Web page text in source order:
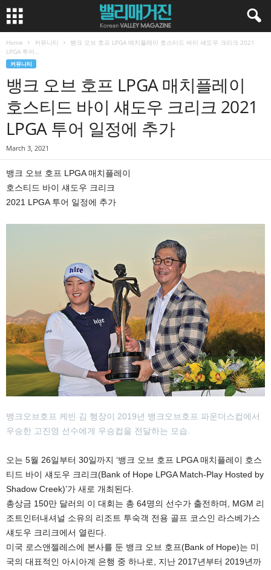
Home 커뮤니티
뱅크 오브 호프 LPGA 매치플레이 호스티드 바이 섀도우 크리크 2021
LPGA 투어...
커뮤니티
뱅크 오브 호프 LPGA 매치플레이
호스티드 바이 섀도우 크리크 2021
LPGA 투어 일정에 추가
March 3, 2021
뱅크 오브 호프 LPGA 매치플레이
호스티드 바이 섀도우 크리크
2021 LPGA 투어 일정에 추가
뱅크오브호프 케빈 김 행장이 2019년 뱅크오브호프 파운더스컵에서
우승한 고진영 선수에게 우승컵을 전달하는 모습.
오는 5월 26일부터 30일까지 ‘뱅크 오브 호프 LPGA 매치플레이 호스
티드 바이 섀도우 크리크(Bank of Hope LPGA Match-Play Hosted by
Shadow Creek)’가 새로 개최된다.
총상금 150만 달러의 이 대회는 총 64명의 선수가 출전하며, MGM 리
조트인터내셔널 소유의 리조트 투숙객 전용 골프 코스인 라스베가스
섀도우 크리크에서 열린다.
미국 로스앤젤레스에 본사를 둔 뱅크 오브 호프(Bank of Hope)는 미
국의 대표적인 아시아계 은행 중 하나로, 지난 2017년부터 2019년까